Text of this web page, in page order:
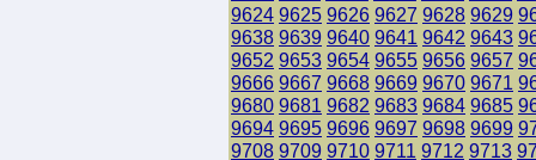
9624 9625 9626 9627 9628 9629
9638 9639 9640 9641 9642 9643
9652 9653 9654 9655 9656 9657
9666 9667 9668 9669 9670 9671
9680 9681 9682 9683 9684 9685
9694 9695 9696 9697 9698 9699
9708 9709 9710 9711 9712 9713